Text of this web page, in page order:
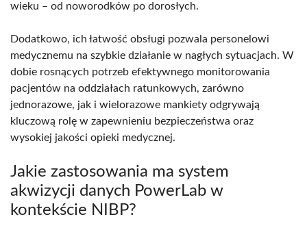
wieku – od noworodków po dorosłych.
Dodatkowo, ich łatwość obsługi pozwala personelowi
medycznemu na szybkie działanie w nagłych sytuacjach. W
dobie rosnących potrzeb efektywnego monitorowania
pacjentów na oddziałach ratunkowych, zarówno
jednorazowe, jak i wielorazowe mankiety odgrywają
kluczową rolę w zapewnieniu bezpieczeństwa oraz
wysokiej jakości opieki medycznej.
Jakie zastosowania ma system
akwizycji danych PowerLab w
kontekście NIBP?